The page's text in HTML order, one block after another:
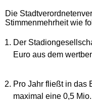
Die
Stimmenmehrheit wie
Der
Euro aus dem
Pro Jahr fließt in das
maximal eine 0,5